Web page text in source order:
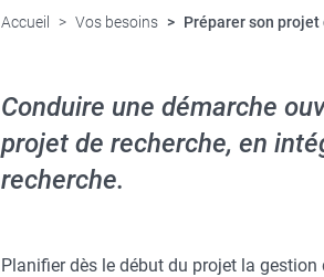
Accueil Vos besoins Préparer son projet
Conduire une démarche
projet de recherche, en
recherche.
Planifier dès le début du projet la